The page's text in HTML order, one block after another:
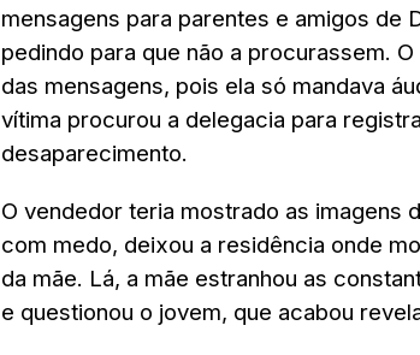
mensagens para parentes e amigos de
pedindo para que não a procurassem.
das mensagens, pois ela só mandava
vítima procurou a delegacia para
desaparecimento.
O vendedor teria mostrado as imagens
com medo, deixou a residência onde
da mãe. Lá, a mãe estranhou as
e questionou o jovem, que acabou